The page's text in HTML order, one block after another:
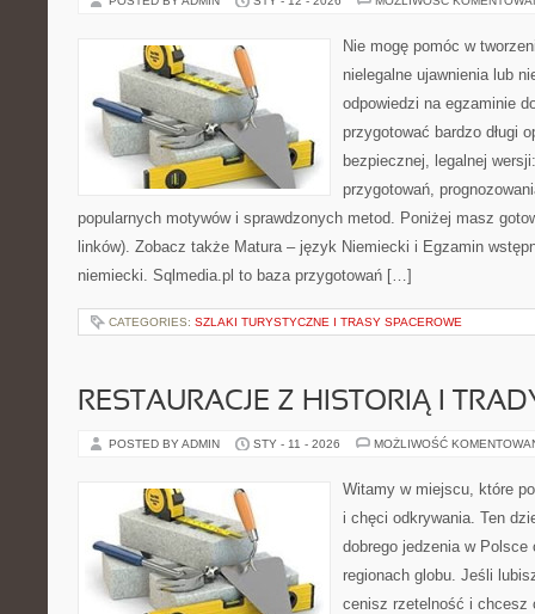
Nie mogę pomóc w
nielegalne ujawnienia lub
odpowiedzi na egzaminie
przygotować bardzo długi
bezpiecznej, legalnej
przygotowań,
popularnych motywów i sprawdzonych metod. Poniżej masz
linków). Zobacz także Matura – język Niemiecki i Egzamin
niemiecki. Sqlmedia.pl to baza przygotowań […]
CATEGORIES: SZLAKI TURYSTYCZNE I TRASY SPACEROWE
RESTAURACJE Z HISTORIĄ I
POSTED BY ADMIN STY - 11 - 2026 MOŻLIWOŚĆ
Witamy w miejscu, które
i chęci odkrywania. Ten
dobrego jedzenia w
regionach globu. Jeśli
cenisz rzetelność i chcesz